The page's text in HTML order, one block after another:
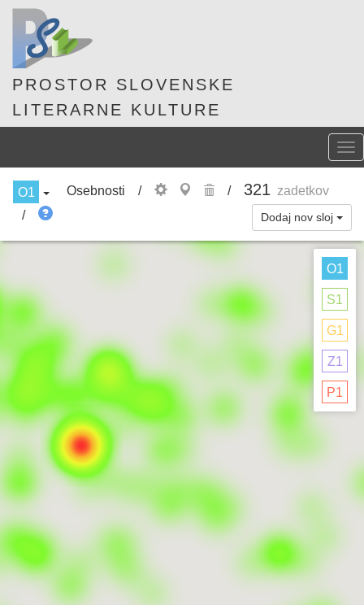
PROSTOR SLOVENSKE
LITERARNE KULTURE
O1 Osebnosti / / 321 zadetkov
/
Dodaj nov sloj
O1
S1
G1
Z1
P1